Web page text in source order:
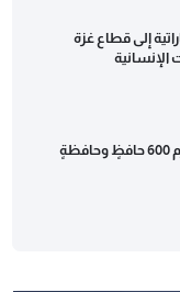
إلى قطاع غزة
عملية الفارس الشهم (3) تُكرّم 600 حافظٍ وحافظةٍ